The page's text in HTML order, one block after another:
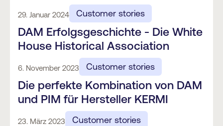
29. Januar 2024 Customer stories
DAM Erfolgsgeschichte - Die White
House Historical Association
6. November 2023 Customer stories
Die perfekte Kombination von DAM
und PIM für Hersteller KERMI
23. März 2023 Customer stories